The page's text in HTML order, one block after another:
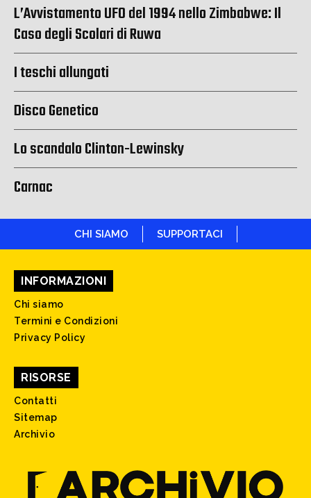
L’Avvistamento UFO del 1994 nello Zimbabwe: Il
Caso degli Scolari di Ruwa
I teschi allungati
Disco Genetico
Lo scandalo Clinton-Lewinsky
Carnac
CHI SIAMO SUPPORTACI
INFORMAZIONI
Chi siamo
Termini e Condizioni
Privacy Policy
RISORSE
Contatti
Sitemap
Archivio